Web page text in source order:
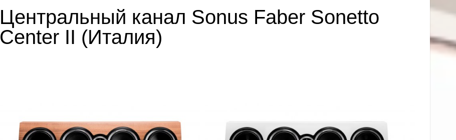
Центральный канал Sonus Faber Sonetto
Center II (Италия)